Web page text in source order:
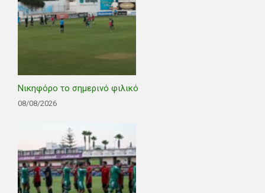
Νικηφόρο το σημερινό φιλικό
08/08/2026